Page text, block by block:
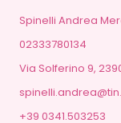
Spinelli Andrea
02333780134
Via Solferino 9,
+39 0341.503253